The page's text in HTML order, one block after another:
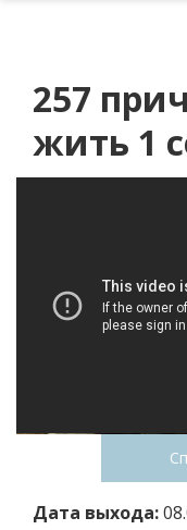
257
жить 1
Дата выхода: